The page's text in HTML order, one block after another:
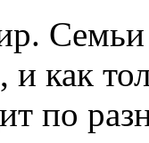
Семьи
как
по